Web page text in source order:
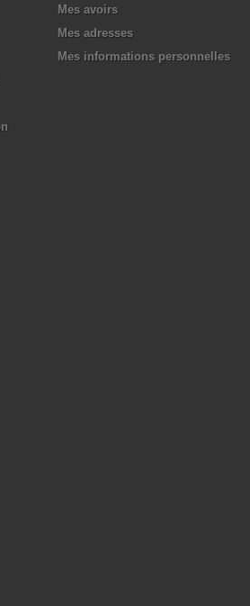
Mes avoirs
Mes adresses
Mes informations personnelles